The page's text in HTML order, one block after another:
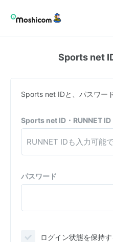
Sports net
Sports net IDと、パスワー
Sports net ID・RUNNET ID
パスワード
ログイン状態を保持す